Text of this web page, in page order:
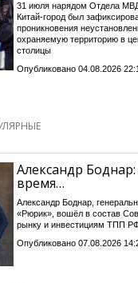
31 июля нарядом Отдела
Китай-город был
проникновения
охраняемую территорию в
столицы
Опубликовано 04.08.2026
Александр
время…
Александр Боднар,
«Рюрик», вошёл в состав
рынку и инвестициям ТПП
Опубликовано 07.08.2026